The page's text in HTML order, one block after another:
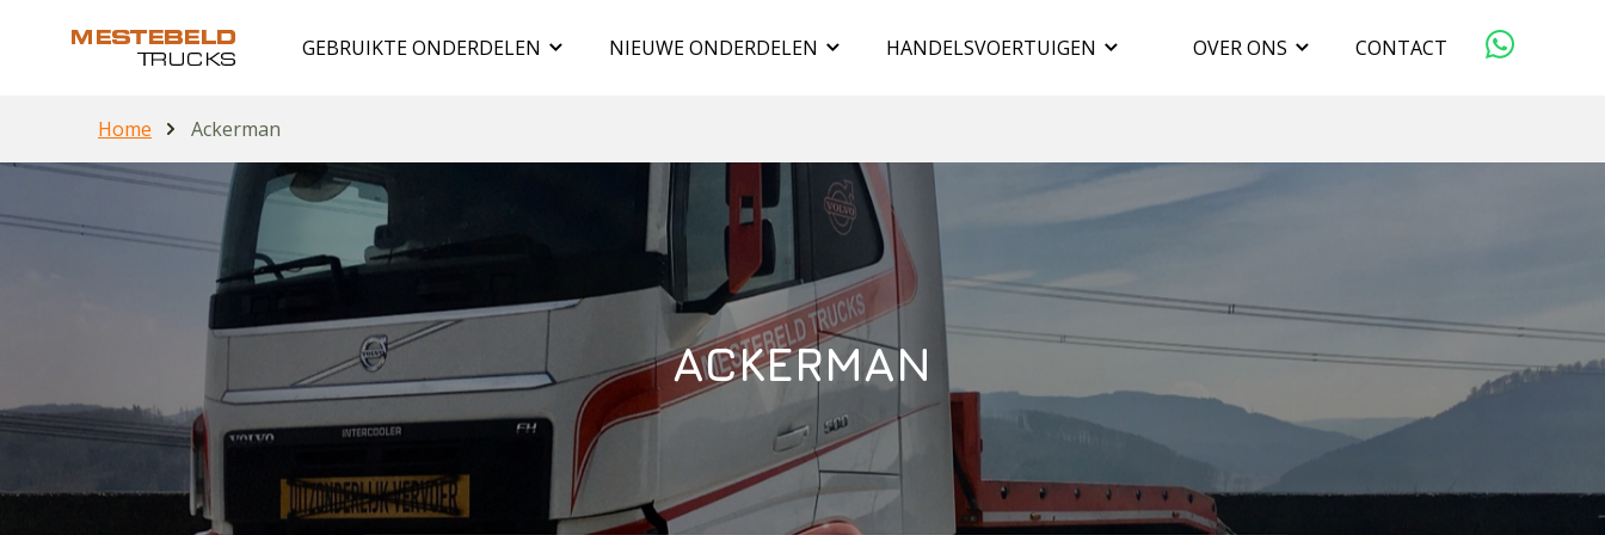
GEBRUIKTE ONDERDELEN NIEUWE ONDERDELEN HANDELSVOERTUIGEN OVER ONS
VERKOPEN
WERKEN BIJ
CONTACT
Home Ackerman
ACKERMAN